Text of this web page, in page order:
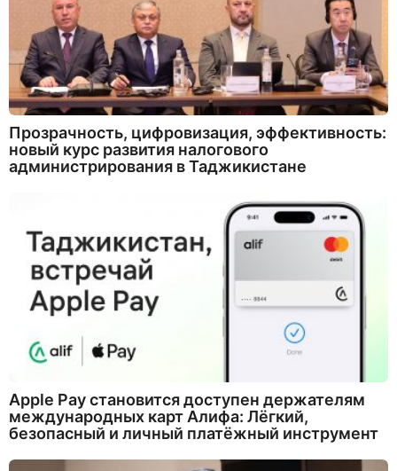
Прозрачность, цифровизация, эффективность:
новый курс развития налогового
администрирования в Таджикистане
Apple Pay становится доступен держателям
международных карт Алифа: Лёгкий,
безопасный и личный платёжный инструмент